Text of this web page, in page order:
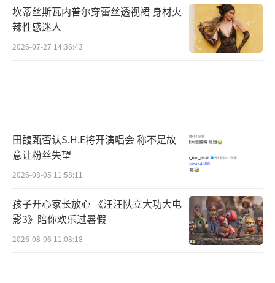
坎蒂丝斯瓦内普尔穿蕾丝透视裙 身材火
辣性感迷人
2026-07-27 14:36:43
田馥甄否认S.H.E将开演唱会 称不是故
意让粉丝失望
2026-08-05 11:58:11
孩子开心家长放心 《汪汪队立大功大电
影3》陪你欢乐过暑假
2026-08-06 11:03:18